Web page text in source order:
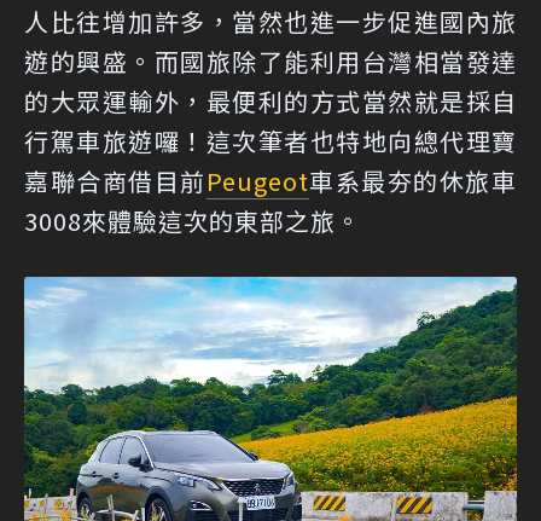
人比往增加許多，當然也進一步促進國內旅
遊的興盛。而國旅除了能利用台灣相當發達
的大眾運輸外，最便利的方式當然就是採自
行駕車旅遊囉！這次筆者也特地向總代理寶
嘉聯合商借目前Peugeot車系最夯的休旅車
3008來體驗這次的東部之旅。